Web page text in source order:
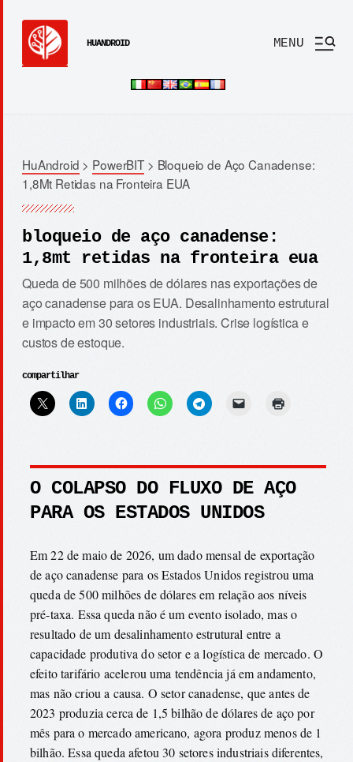
HUANDROID MENU
HuAndroid > PowerBIT> Bloqueio de Aço Canadense:
1,8Mt Retidas na Fronteira EUA
bloqueio de aço canadense:
1,8mt retidas na fronteira eua
Queda de 500 milhões de dólares nas exportações de
aço canadense para os EUA. Desalinhamento estrutural
e impacto em 30 setores industriais. Crise logística e
custos de estoque.
compartilhar
O COLAPSO DO FLUXO DE AÇO
PARA OS ESTADOS UNIDOS
Em 22 de maio de 2026, um dado mensal de exportação
de aço canadense para os Estados Unidos registrou uma
queda de 500 milhões de dólares em relação aos níveis
pré-taxa. Essa queda não é um evento isolado, mas o
resultado de um desalinhamento estrutural entre a
capacidade produtiva do setor e a logística de mercado. O
efeito tarifário acelerou uma tendência já em andamento,
mas não criou a causa. O setor canadense, que antes de
2023 produzia cerca de 1,5 bilhão de dólares de aço por
mês para o mercado americano, agora produz menos de 1
bilhão. Essa queda afetou 30 setores industriais diferentes,